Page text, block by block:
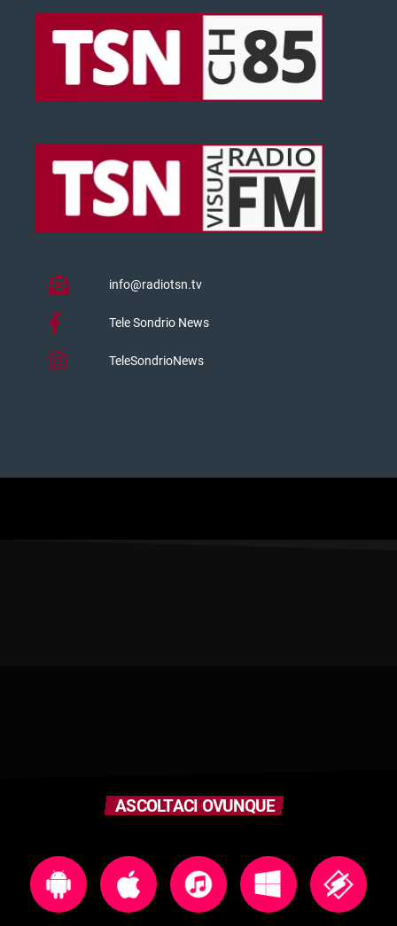
info@radiotsn.tv
Tele Sondrio News
TeleSondrioNews
ASCOLTACI OVUNQUE